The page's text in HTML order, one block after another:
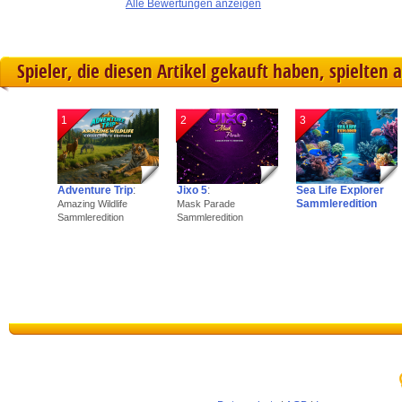
Alle Bewertungen anzeigen
Spieler, die diesen Artikel gekauft haben, spielten
1
Adventure Trip:
Amazing Wildlife
Sammleredition
2
Jixo 5:
Mask Parade
Sammleredition
3
Sea Life Explorer
Sammleredition